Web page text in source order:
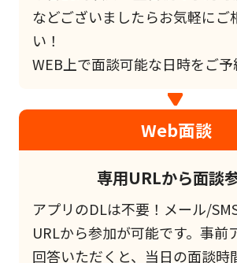
などございましたらお気軽にご
い！
WEB上で面談可能な日時をご予
Web面談
専用URLから面談
アプリのDLは不要！メール/
URLから参加が可能です。事前
回答いただくと、当日の面談時